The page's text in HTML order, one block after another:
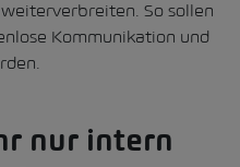
So sollen
Kommunikation und
nur intern